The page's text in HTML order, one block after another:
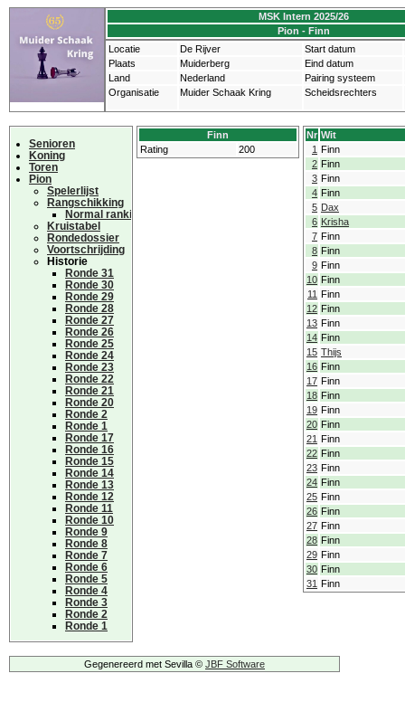
MSK Intern 2025/26
Pion - Finn
Locatie
De Rijver
Start datum
Plaats
Muiderberg
Eind datum
Land
Nederland
Pairing systeem
Organisatie
Muider Schaak Kring Scheidsrechters
Senioren
Koning
Toren
Pion
Spelerlijst
Rangschikking
Normal ranking
Kruistabel
Rondedossier
Voortschrijding
Historie
Ronde 31
Ronde 30
Ronde 29
Ronde 28
Ronde 27
Ronde 26
Ronde 25
Ronde 24
Ronde 23
Ronde 22
Ronde 21
Ronde 20
Ronde 2
Ronde 1
Ronde 17
Ronde 16
Ronde 15
Ronde 14
Ronde 13
Ronde 12
Ronde 11
Ronde 10
Ronde 9
Ronde 8
Ronde 7
Ronde 6
Ronde 5
Ronde 4
Ronde 3
Ronde 2
Ronde 1
Finn
Rating
200
Nr Wit
1 Finn
2 Finn
3 Finn
4 Finn
5 Dax
6 Krisha
7 Finn
8 Finn
9 Finn
10 Finn
11 Finn
12 Finn
13 Finn
14 Finn
15 Thijs
16 Finn
17 Finn
18 Finn
19 Finn
20 Finn
21 Finn
22 Finn
23 Finn
24 Finn
25 Finn
26 Finn
27 Finn
28 Finn
29 Finn
30 Finn
31 Finn
Gegenereerd met Sevilla © JBF Software